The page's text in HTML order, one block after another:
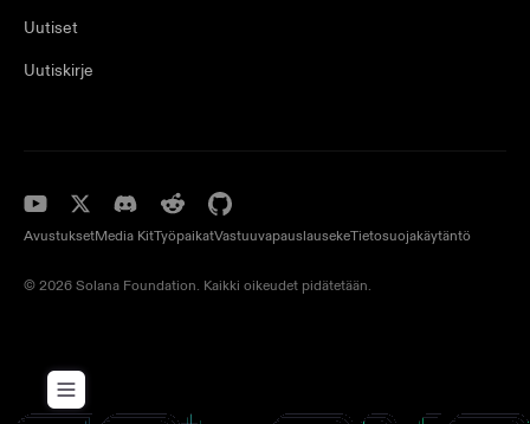
Uutiset
Uutiskirje
AvustuksetMedia KitTyöpaikatVastuuvapauslausekeTietosuojakäytäntö
© 2026 Solana Foundation. Kaikki oikeudet pidätetään.